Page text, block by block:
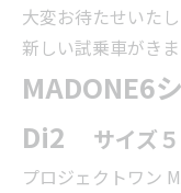
大変お待たせいた
新しい試乗車がき
MADONE6
Di2
サイズ
プロジェクトワン